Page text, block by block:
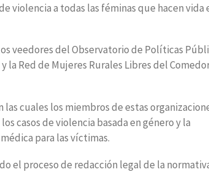
a todas las féminas que hacen vida
veedores del Observatorio de Políticas
la Red de Mujeres Rurales Libres del
cuales los miembros de estas
casos de violencia basada en género y la
para las víctimas.
el proceso de redacción legal de la